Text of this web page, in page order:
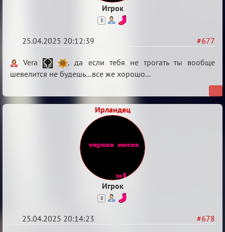
Игрок
8
#677
25.04.2025 20:12:39
Re:
Клуб
Vera
, да если тебя не трогать ты вообще
шевелится не будешь...все же хорошо...
Ирландец
Игрок
8
#678
25.04.2025 20:14:23